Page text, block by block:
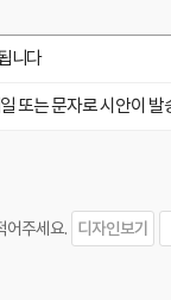
니다
또는 문자로 시안이 발
어주세요. 디자인보기